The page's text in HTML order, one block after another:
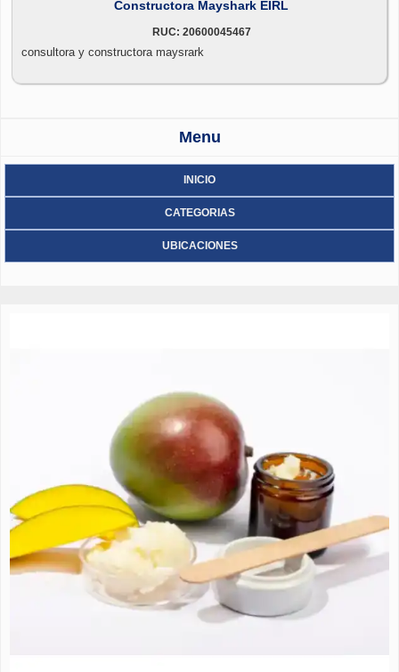
Constructora Mayshark EIRL
RUC: 20600045467
consultora y constructora maysrark
Menu
INICIO
CATEGORIAS
UBICACIONES